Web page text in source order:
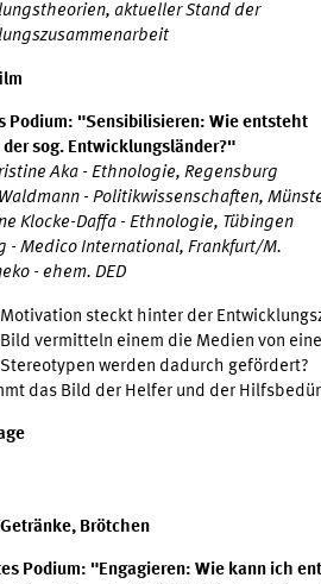
aktueller Stand der
Podium: "Sensibilisieren: Wie entsteht
der sog. Entwicklungsländer?"
Aka - Ethnologie, Regensburg
- Politikwissenschaften,
Klocke-Daffa - Ethnologie, Tübingen
- Medico International, Frankfurt/M.
- ehem. DED
steckt hinter der
vermitteln einem die Medien von
werden dadurch gefördert?
das Bild der Helfer und der
Getränke, Brötchen
Podium: "Engagieren: Wie kann ich